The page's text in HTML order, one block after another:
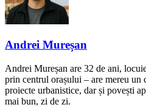
Andrei Mureșan
Andrei Mureșan are 32 de ani,
prin centrul orașului – are mereu un
proiecte urbanistice, dar și povești
mai bun, zi de zi.